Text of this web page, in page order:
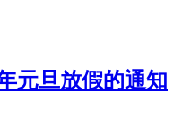
元旦放假的通知